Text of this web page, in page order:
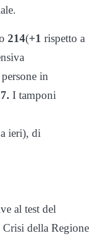
214(+1 rispetto a
in
I tamponi
ieri), di
al test del
della Regione